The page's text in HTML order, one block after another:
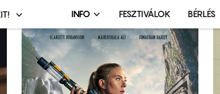
Infó,
esemény,
terembérlés
menü
INFO FESZTIVÁLOK BÉRLÉS